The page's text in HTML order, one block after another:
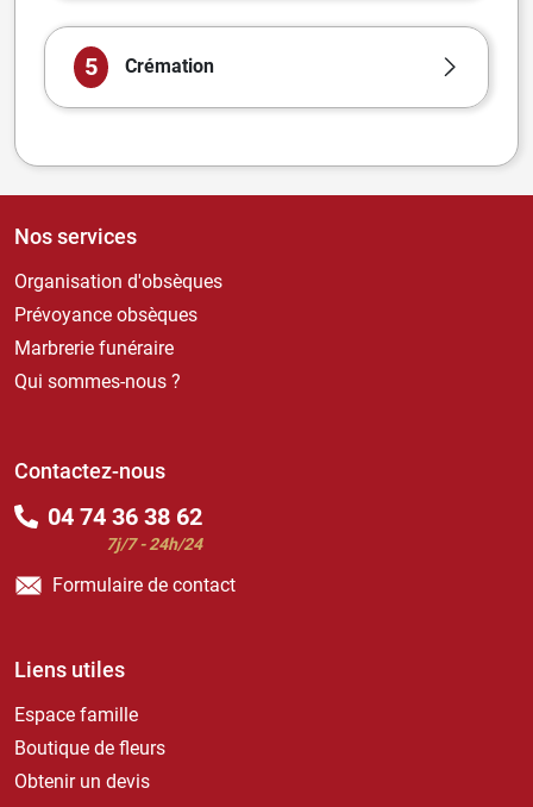
5 Crémation
Nos services
Organisation d'obsèques
Prévoyance obsèques
Marbrerie funéraire
Qui sommes-nous ?
Contactez-nous
04 74 36 38 62
7j/7 - 24h/24
Formulaire de contact
Liens utiles
Espace famille
Boutique de fleurs
Obtenir un devis